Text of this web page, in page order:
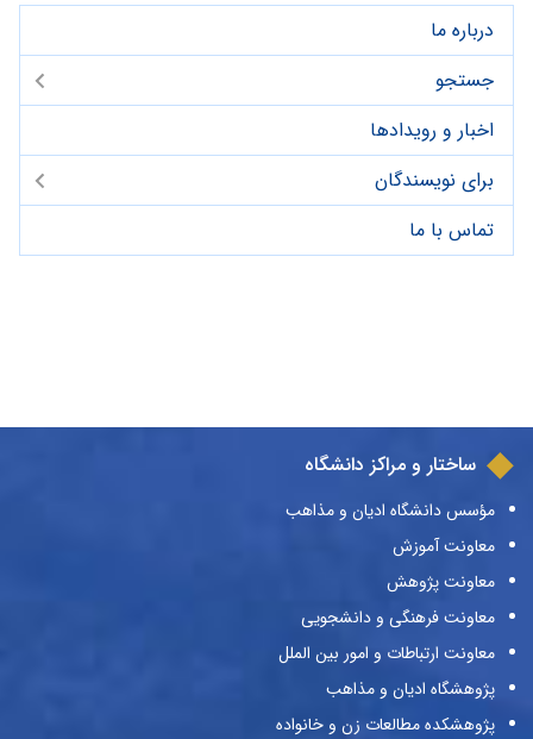
درباره ما
جستجو
اخبار و رویدادها
برای نویسندگان
تماس با ما
ساختار و مراکز دانشگاه
مؤسس دانشگاه ادیان و مذاهب
معاونت آموزش
معاونت پژوهش
معاونت فرهنگی و دانشجویی
معاونت ارتباطات و امور بین الملل
پژوهشگاه ادیان و مذاهب
پژوهشکده مطالعات زن و خانواده